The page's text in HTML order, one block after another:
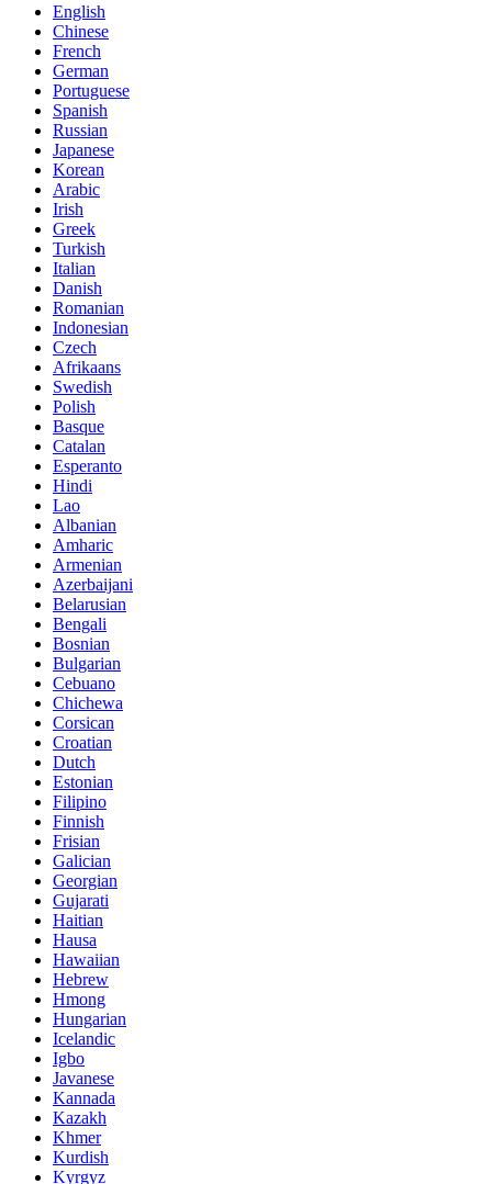
English
Chinese
French
German
Portuguese
Spanish
Russian
Japanese
Korean
Arabic
Irish
Greek
Turkish
Italian
Danish
Romanian
Indonesian
Czech
Afrikaans
Swedish
Polish
Basque
Catalan
Esperanto
Hindi
Lao
Albanian
Amharic
Armenian
Azerbaijani
Belarusian
Bengali
Bosnian
Bulgarian
Cebuano
Chichewa
Corsican
Croatian
Dutch
Estonian
Filipino
Finnish
Frisian
Galician
Georgian
Gujarati
Haitian
Hausa
Hawaiian
Hebrew
Hmong
Hungarian
Icelandic
Igbo
Javanese
Kannada
Kazakh
Khmer
Kurdish
Kyrgyz